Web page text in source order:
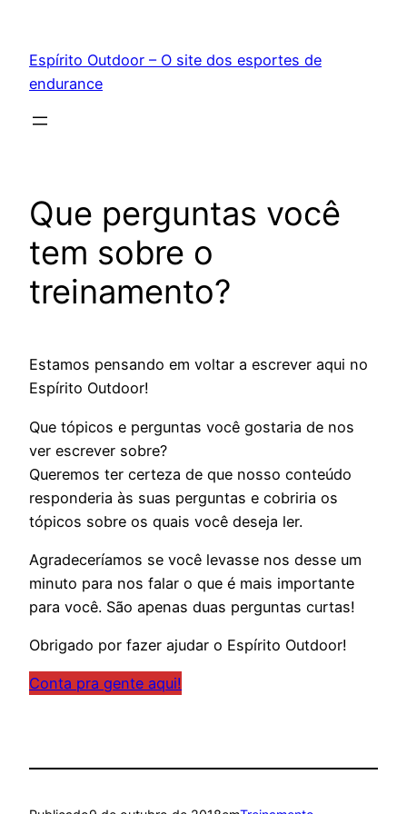
conteúdo
Espírito Outdoor – O site dos esportes de
endurance
Que perguntas você
tem sobre o
treinamento?
Estamos pensando em voltar a escrever aqui no
Espírito Outdoor!
Que tópicos e perguntas você gostaria de nos
ver escrever sobre?
Queremos ter certeza de que nosso conteúdo
responderia às suas perguntas e cobriria os
tópicos sobre os quais você deseja ler.
Agradeceríamos se você levasse nos desse um
minuto para nos falar o que é mais importante
para você. São apenas duas perguntas curtas!
Obrigado por fazer ajudar o Espírito Outdoor!
Conta pra gente aqui!